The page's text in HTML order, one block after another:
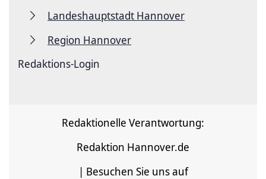
Landeshauptstadt Hannover
Region Hannover
Redaktions-Login
Redaktionelle Verantwortung:
Redaktion Hannover.de
| Besuchen Sie uns auf